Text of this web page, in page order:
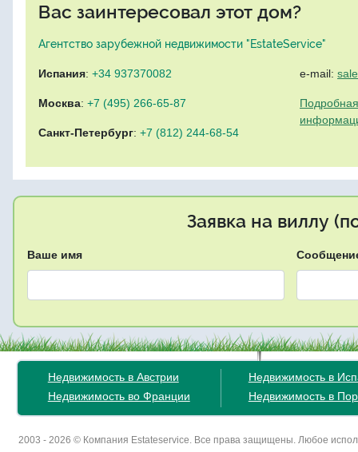
Вас заинтересовал этот дом?
Агентство зарубежной недвижимости "EstateService"
Испания: +34 937370082
Москва: +7 (495) 266-65-87
Санкт-Петербург: +7 (812) 244-68-54
e-mail:
Заявка на виллу
Ваше имя
Недвижимость в Австрии
Недвижимость во Франции
Недвижимость в
Недвижимость в
2003 - 2026 © Компания Estateservice. Все права защищены. Любое